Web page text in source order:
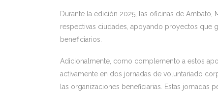
Durante la edición 2025, las oficinas de Ambato,
respectivas ciudades, apoyando proyectos que
beneficiarios.
Adicionalmente, como complemento a estos
activamente en dos jornadas de voluntariado
las organizaciones beneficiarias. Estas